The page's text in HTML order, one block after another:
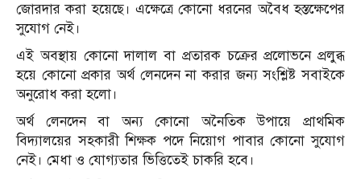
জোরদার করা হয়েছে। এক্ষেত্রে কোনো ধরনের অবৈধ হস্তক্ষেপের
সুযোগ নেই।
এই অবস্থায় কোনো দালাল বা প্রতারক চক্রের প্রলোভনে প্রলুব্ধ
হয়ে কোনো প্রকার অর্থ লেনদেন না করার জন্য সংশ্লিষ্ট সবাইকে
অনুরোধ করা হলো।
অর্থ লেনদেন বা অন্য কোনো অনৈতিক উপায়ে প্রাথমিক
বিদ্যালয়ের সহকারী শিক্ষক পদে নিয়োগ পাবার কোনো সুযোগ
নেই। মেধা ও যোগ্যতার ভিত্তিতেই চাকরি হবে।